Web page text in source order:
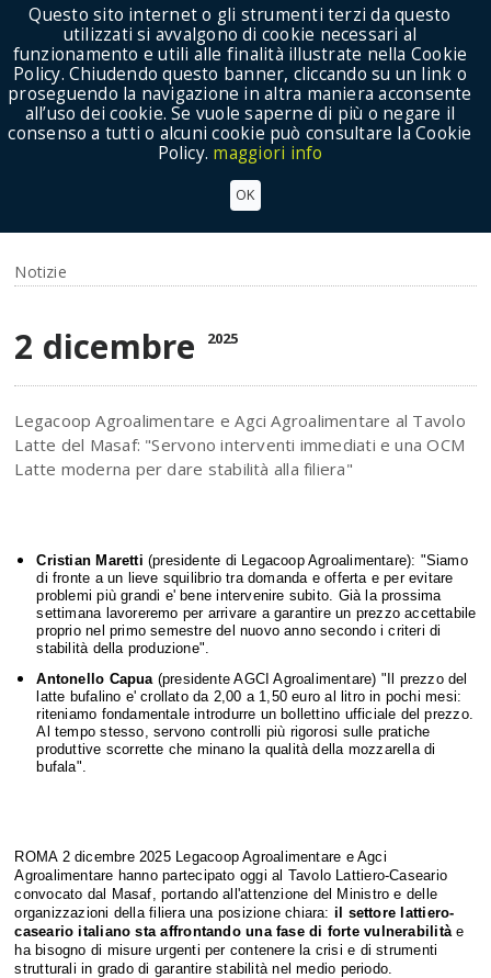
Show Menu
AGROALIMENTARE:LAVORARE SUI PREZZI E
Notizie
2 dicembre 2025
Legacoop Agroalimentare e Agci Agroalimentare al Tavolo
Latte del Masaf: "Servono interventi immediati e una OCM
Latte moderna per dare stabilità alla filiera"
Cristian Maretti (presidente di Legacoop Agroalimentare): "Siamo
di fronte a un lieve squilibrio tra domanda e offerta e per evitare
problemi più grandi e' bene intervenire subito. Già la prossima
settimana lavoreremo per arrivare a garantire un prezzo accettabile
proprio nel primo semestre del nuovo anno secondo i criteri di
stabilità della produzione".
Antonello Capua (presidente AGCI Agroalimentare) "Il prezzo del
latte bufalino e' crollato da 2,00 a 1,50 euro al litro in pochi mesi:
riteniamo fondamentale introdurre un bollettino ufficiale del prezzo.
Al tempo stesso, servono controlli più rigorosi sulle pratiche
produttive scorrette che minano la qualità della mozzarella di
bufala".
ROMA 2 dicembre 2025 Legacoop Agroalimentare e Agci
Agroalimentare hanno partecipato oggi al Tavolo Lattiero-Caseario
convocato dal Masaf, portando all'attenzione del Ministro e delle
organizzazioni della filiera una posizione chiara: il settore lattiero-
caseario italiano sta affrontando una fase di forte vulnerabilità e
ha bisogno di misure urgenti per contenere la crisi e di strumenti
strutturali in grado di garantire stabilità nel medio periodo.
Questo sito internet o gli strumenti terzi da questo
utilizzati si avvalgono di cookie necessari al
funzionamento e utili alle finalità illustrate nella Cookie
Policy. Chiudendo questo banner, cliccando su un link o
proseguendo la navigazione in altra maniera acconsente
all’uso dei cookie. Se vuole saperne di più o negare il
consenso a tutti o alcuni cookie può consultare la Cookie
Policy. maggiori info
OK